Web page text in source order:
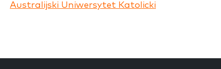
Australijski Uniwersytet Katolicki